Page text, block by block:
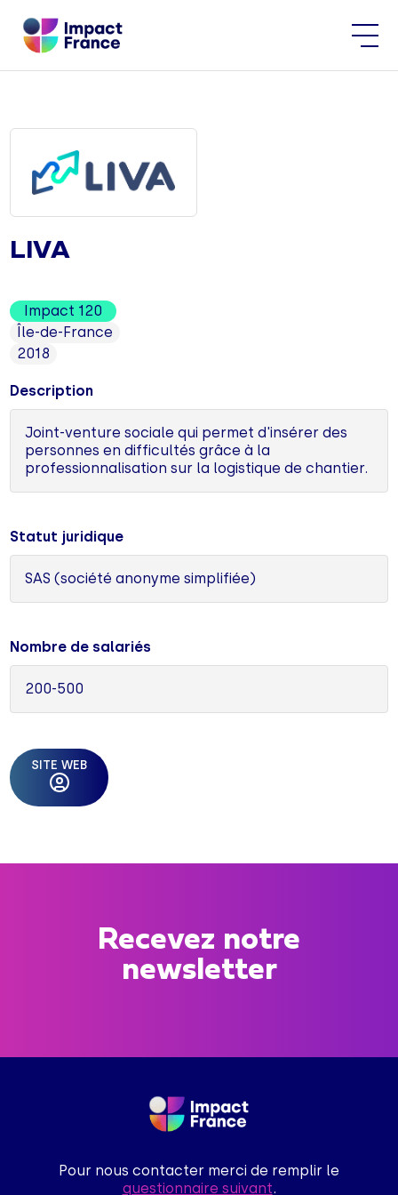
LIVA
Impact 120
Île-de-France
2018
Description
Joint-venture sociale qui permet d'insérer des
personnes en difficultés grâce à la
professionnalisation sur la logistique de chantier.
Statut juridique
SAS (société anonyme simplifiée)
Nombre de salariés
200-500
SITE WEB
Recevez notre
newsletter
Pour nous contacter merci de remplir le
questionnaire suivant.